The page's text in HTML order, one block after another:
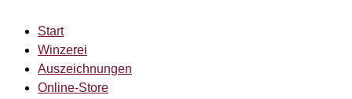
Start
Winzerei
Auszeichnungen
Online-Store